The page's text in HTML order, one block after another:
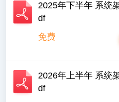
2025年下半年 系统
df
免费
2026年上半年 系统
df